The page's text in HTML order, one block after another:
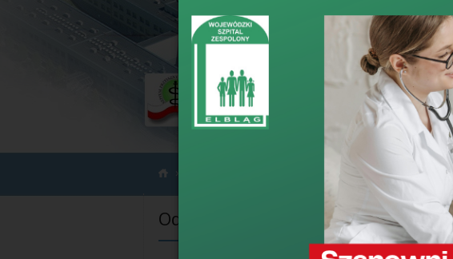
Szpitalny Oddział Ratunkowy
Oddziały